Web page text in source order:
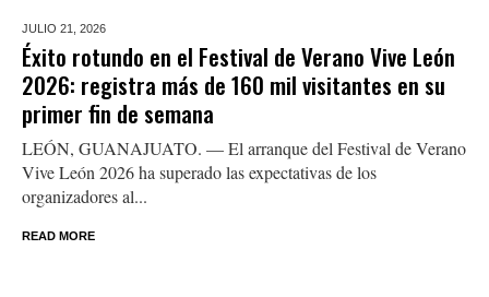
JULIO 21, 2026
Éxito rotundo en el Festival de Verano Vive León
2026: registra más de 160 mil visitantes en su
primer fin de semana
LEÓN, GUANAJUATO. — El arranque del Festival de Verano
Vive León 2026 ha superado las expectativas de los
organizadores al...
READ MORE